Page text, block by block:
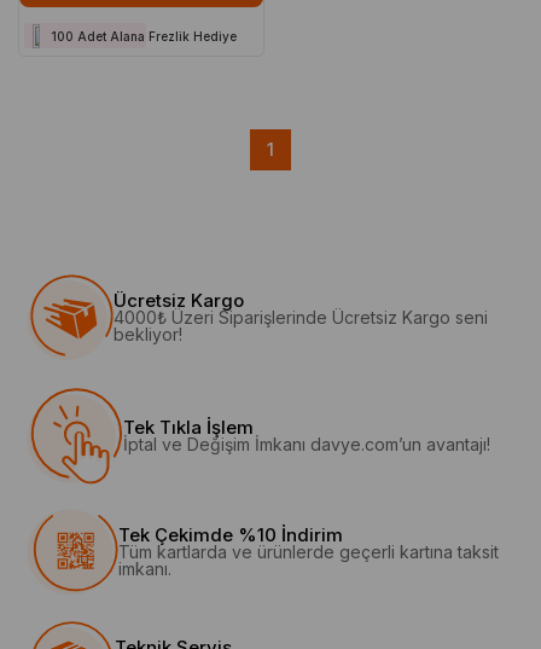
100 Adet Alana Frezlik Hediye
1
Ücretsiz Kargo
4000₺ Üzeri Siparişlerinde Ücretsiz Kargo seni
bekliyor!
Tek Tıkla İşlem
İptal ve Değişim İmkanı davye.com’un avantajı!
Tek Çekimde %10 İndirim
Tüm kartlarda ve ürünlerde geçerli kartına taksit
imkanı.